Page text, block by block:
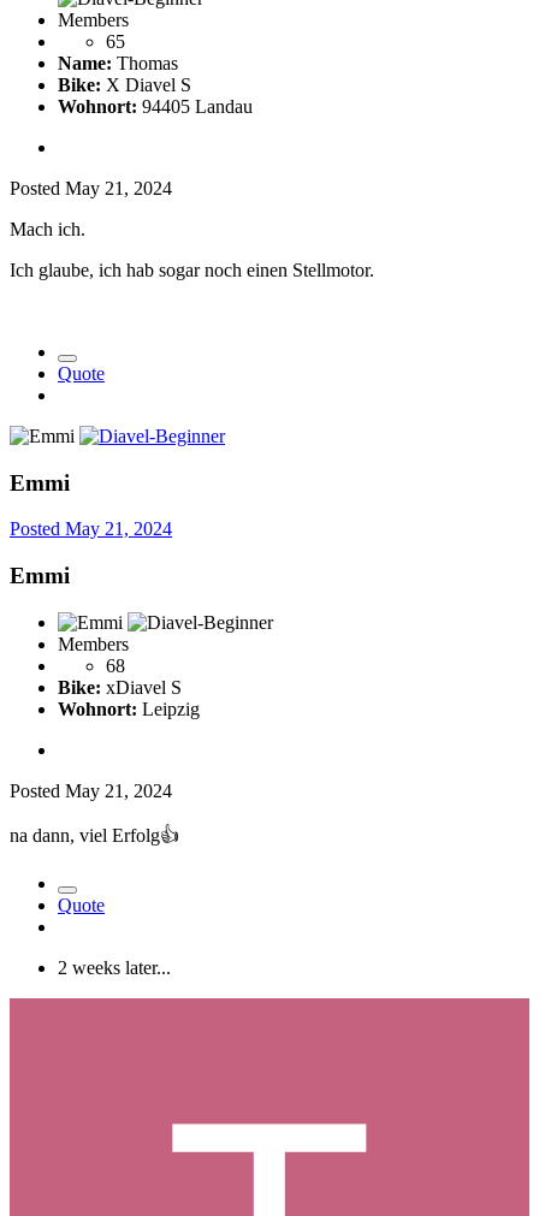
Members
65
Name: Thomas
Bike: X Diavel S
Wohnort: 94405 Landau
Posted May 21, 2024
Mach ich.
Ich glaube, ich hab sogar noch einen Stellmotor.
Quote
Emmi
Posted May 21, 2024
Emmi
Members
68
Bike: xDiavel S
Wohnort: Leipzig
Posted May 21, 2024
na dann, viel Erfolg👍
Quote
2 weeks later...